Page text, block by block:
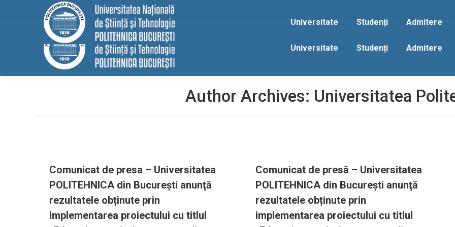
EELISA HRS4R Internațional ALUMNI
Universitate Studenți Admitere
Author Archives: Universitatea
Comunicat de presa – Universitatea
POLITEHNICA din Bucureşti anunţă
rezultatele obținute prin
implementarea proiectului cu titlul
Comunicat de presă – Universitatea
POLITEHNICA din Bucureşti anunţă
rezultatele obținute prin
implementarea proiectului cu titlul
Universitate Studenți Admitere